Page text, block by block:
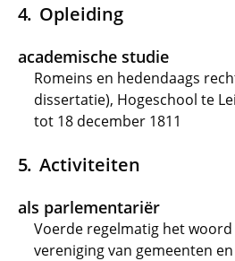
Opleiding
academische studie
Romeins en hedendaags
dissertatie), Hogeschool te
tot 18 december 1811
Activiteiten
als parlementariër
Voerde regelmatig het
vereniging van gemeenten